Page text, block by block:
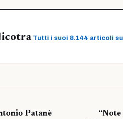
Tutti i suoi 8.144 articoli
Patanè